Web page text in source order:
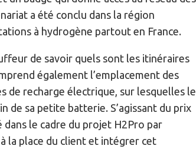
a été conclu dans la région
à hydrogène partout en France.
de savoir quels sont les itinéraires
également l’emplacement des
de recharge électrique, sur lesquelles le
sa petite batterie. S’agissant du prix
le cadre du projet H2Pro par
la place du client et intégrer cet